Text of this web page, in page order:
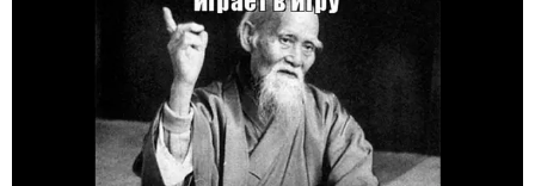
В МИРЕ
ОБЩЕСТВО
КУЛЬТУРА